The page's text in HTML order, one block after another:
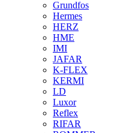
Grundfos
Hermes
HERZ
HME
IMI
JAFAR
K-FLEX
KERMI
LD
Luxor
Reflex
RIFAR